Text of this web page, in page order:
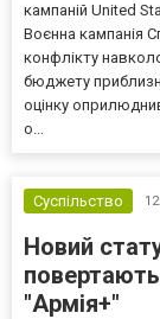
кампаній United
Воєнна кампанія
конфлікту
бюджету
оцінку
о...
Суспільство
Новий
"Армія+"